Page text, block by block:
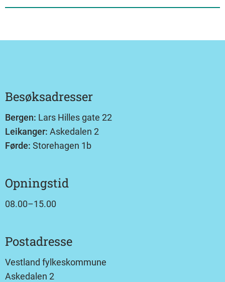
Besøksadresser
Bergen: Lars Hilles gate 22
Leikanger: Askedalen 2
Førde: Storehagen 1b
Opningstid
08.00–15.00
Postadresse
Vestland fylkeskommune
Askedalen 2